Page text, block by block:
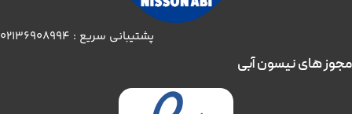
پشتیبانی سریع : 02136908994
مجوز های نیسون آبی